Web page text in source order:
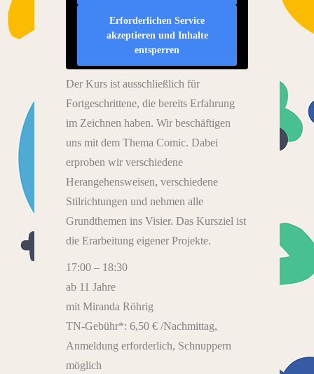
Erforderlichen Service
akzeptieren und Inhalte
entsperren
Der Kurs ist ausschließlich für
Fortgeschrittene, die bereits Erfahrung
im Zeichnen haben. Wir beschäftigen
uns mit dem Thema Comic. Dabei
erproben wir verschiedene
Herangehensweisen, verschiedene
Stilrichtungen und nehmen alle
Grundthemen ins Visier. Das Kursziel ist
die Erarbeitung eigener Projekte.
17:00 – 18:30
ab 11 Jahre
mit Miranda Röhrig
TN-Gebühr*: 6,50 € /Nachmittag,
Anmeldung erforderlich, Schnuppern
möglich